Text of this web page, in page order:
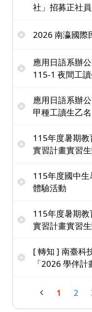
社」招募正社員
2026 南瀛國際
應用日語系辦
115-1 夜間工
應用日語系辦
甲種工讀生乙名
115年度暑期
實習計畫實習
115年度國中
體驗活動
115年度暑期
實習計畫實習
[ 轉知 ] 南臺科
「2026 學伴計
1 2